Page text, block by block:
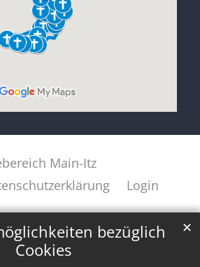
bezüglich
Cookies
✕
Main-Itz
Login